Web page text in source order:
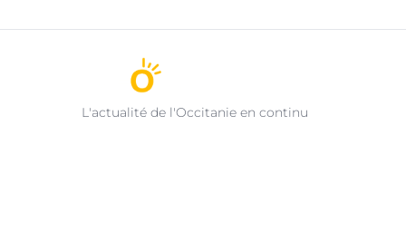
L'actualité de l'Occitanie en continu